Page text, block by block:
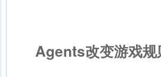
Agents改变游戏规